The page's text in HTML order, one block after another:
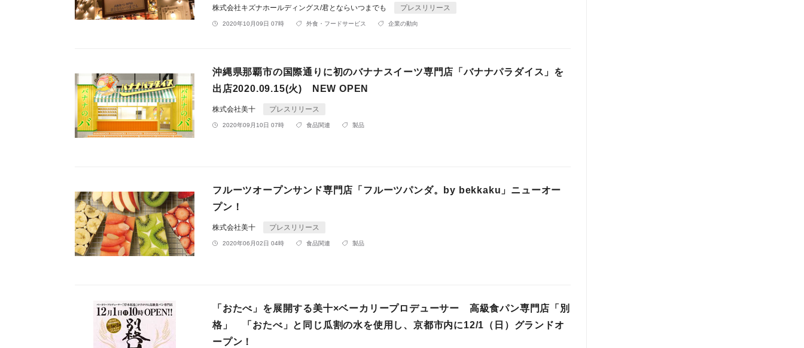
株式会社キズナホールディングス/君とならいつまでも プレスリリース
2020年10月09日 07時 外食・フードサービス 企業の動向
沖縄県那覇市の国際通りに初のバナナスイーツ専門店「バナナパラダイス」を
出店2020.09.15(火) NEW OPEN
株式会社美十 プレスリリース
2020年09月10日 07時 食品関連 製品
フルーツオープンサンド専門店「フルーツパンダ。by bekkaku」ニューオー
プン！
株式会社美十 プレスリリース
2020年06月02日 04時 食品関連 製品
「おたべ」を展開する美十×ベーカリープロデューサー 高級食パン専門店「別
格」 「おたべ」と同じ瓜割の水を使用し、京都市内に12/1（日）グランドオ
ープン！